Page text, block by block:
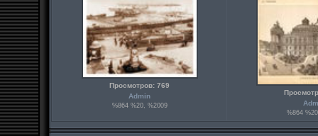
Просмотров: 769
Admin
%864 %20, %2009
%864